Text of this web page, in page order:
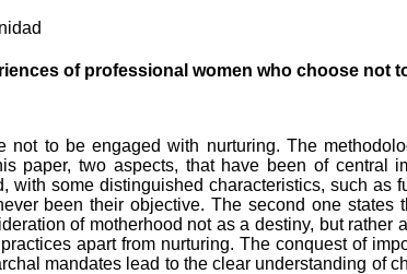
of professional women who choose not
to be engaged with nurturing. The
paper, two aspects, that have been of central
some distinguished characteristics, such as
been their objective. The second one states
of motherhood not as a destiny, but rather
apart from nurturing. The conquest of
mandates lead to the clear understanding of